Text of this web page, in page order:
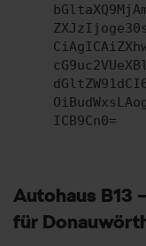
ICB9Cn0=
Autohaus B13
für